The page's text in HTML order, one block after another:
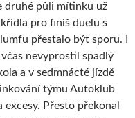
druhé půli mítinku už
pro finiš duelu s
přestalo být sporu. I
nevyprostil spadlý
a v sedmnácté jízdě
týmu Autoklub
Přesto překonal